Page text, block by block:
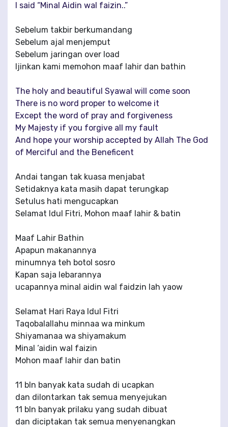
I said “Minal Aidin wal faizin..”
Sebelum takbir berkumandang
Sebelum ajal menjemput
Sebelum jaringan over load
Ijinkan kami memohon maaf lahir dan bathin
The holy and beautiful Syawal will come soon
There is no word proper to welcome it
Except the word of pray and forgiveness
My Majesty if you forgive all my fault
And hope your worship accepted by Allah The God
of Merciful and the Beneficent
Andai tangan tak kuasa menjabat
Setidaknya kata masih dapat terungkap
Setulus hati mengucapkan
Selamat Idul Fitri, Mohon maaf lahir & batin
Maaf Lahir Bathin
Apapun makanannya
minumnya teh botol sosro
Kapan saja lebarannya
ucapannya minal aidin wal faidzin lah yaow
Selamat Hari Raya Idul Fitri
Taqobalallahu minnaa wa minkum
Shiyamanaa wa shiyamakum
Minal ‘aidin wal faizin
Mohon maaf lahir dan batin
11 bln banyak kata sudah di ucapkan
dan dilontarkan tak semua menyejukan
11 bln banyak prilaku yang sudah dibuat
dan diciptakan tak semua menyenangkan